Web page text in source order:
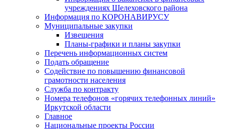
учреждениях Шелеховского района
Информация по КОРОНАВИРУСУ
Муниципальные закупки
Извещения
Планы-графики и планы закупки
Перечень информационных систем
Подать обращение
Содействие по повышению финансовой
грамотности населения
Служба по контракту
Номера телефонов «горячих телефонных линий»
Иркутской области
Главное
Национальные проекты России